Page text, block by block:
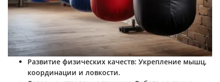
Развитие физических качеств: Укрепление мышц,
координации и ловкости.